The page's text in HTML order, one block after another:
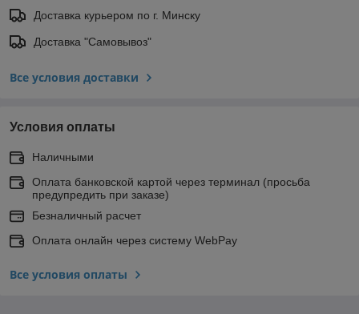
Доставка курьером по г. Минску
Доставка "Самовывоз"
Все условия доставки
Условия оплаты
Наличными
Оплата банковской картой через терминал (просьба
предупредить при заказе)
Безналичный расчет
Оплата онлайн через систему WebPay
Все условия оплаты